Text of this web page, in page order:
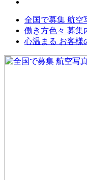
全国で募集 航空
働き方色々 募集
心温まる お客様